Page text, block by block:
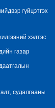
гүйцэтгэх
хэлтэс
газар
судалгааны